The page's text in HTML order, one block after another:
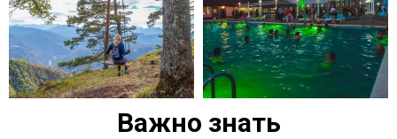
Важно знать